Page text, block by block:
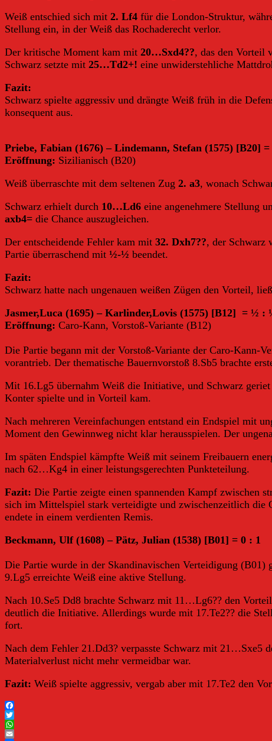
Weiß entschied sich mit 2. Lf4 für die London-Struktur,
Stellung ein, in der Weiß das Rochaderecht verlor.
Der kritische Moment kam mit 20…Sxd4??, das den Vorteil
Schwarz setzte mit 25…Td2+! eine unwiderstehliche
Fazit:
Schwarz spielte aggressiv und drängte Weiß früh in die
konsequent aus.
Priebe, Fabian (1676) – Lindemann, Stefan (1575) [B20]
Eröffnung: Sizilianisch (B20)
Weiß überraschte mit dem seltenen Zug 2. a3, wonach
Schwarz erhielt durch 10…Ld6 eine angenehmere Stellung
axb4= die Chance auszugleichen.
Der entscheidende Fehler kam mit 32. Dxh7??, der Schwarz
Partie überraschend mit ½-½ beendet.
Fazit:
Schwarz hatte nach ungenauen weißen Zügen den Vorteil,
Jasmer,Luca (1695) – Karlinder,Lovis (1575) [B12] = ½ :
Eröffnung: Caro-Kann, Vorstoß-Variante (B12)
Die Partie begann mit der Vorstoß-Variante der Caro-Kann-
vorantrieb. Der thematische Bauernvorstoß 8.Sb5 brachte
Mit 16.Lg5 übernahm Weiß die Initiative, und Schwarz
Konter spielte und in Vorteil kam.
Nach mehreren Vereinfachungen entstand ein Endspiel mit
Moment den Gewinnweg nicht klar herausspielen. Der
Im späten Endspiel kämpfte Weiß mit seinem Freibauern
nach 62…Kg4 in einer leistungsgerechten Punkteteilung.
Fazit: Die Partie zeigte einen spannenden Kampf zwischen
sich im Mittelspiel stark verteidigte und zwischenzeitlich die
endete in einem verdienten Remis.
Beckmann, Ulf (1608) – Pätz, Julian (1538) [B01] = 0 : 1
Die Partie wurde in der Skandinavischen Verteidigung
9.Lg5 erreichte Weiß eine aktive Stellung.
Nach 10.Se5 Dd8 brachte Schwarz mit 11…Lg6?? den
deutlich die Initiative. Allerdings wurde mit 17.Te2?? die
fort.
Nach dem Fehler 21.Dd3? verpasste Schwarz mit 21…Sxe5
Materialverlust nicht mehr vermeidbar war.
Fazit: Weiß spielte aggressiv, vergab aber mit 17.Te2 den
Facebook
Twitter
WhatsApp